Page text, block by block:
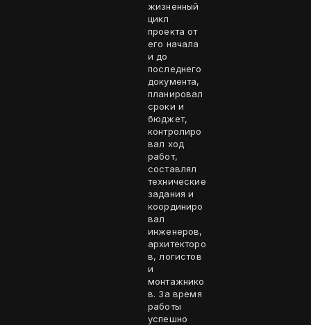
жизненный
цикл
проекта от
его начала
и до
последнего
документа,
планировал
сроки и
бюджет,
контролиро
вал ход
работ,
составлял
технические
задания и
координиро
вал
инженеров,
архитекторо
в, логистов
и
монтажнико
в. За время
работы
успешно